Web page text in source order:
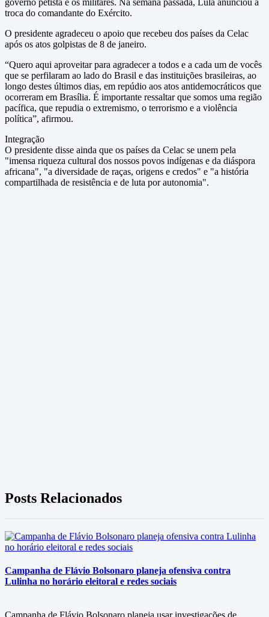
governo petista e os militares. Na semana passada, Lula anunciou a
troca do comandante do Exército.
O presidente agradeceu o apoio que recebeu dos países da Celac
após os atos golpistas de 8 de janeiro.
“Quero aqui aproveitar para agradecer a todos e a cada um de vocês
que se perfilaram ao lado do Brasil e das instituições brasileiras, ao
longo destes últimos dias, em repúdio aos atos antidemocráticos que
ocorreram em Brasília. É importante ressaltar que somos uma região
pacífica, que repudia o extremismo, o terrorismo e a violência
política”, afirmou.
Integração
O presidente disse ainda que os países da Celac se unem pela
"imensa riqueza cultural dos nossos povos indígenas e da diáspora
africana", "a diversidade de raças, origens e credos" e "a história
compartilhada de resistência e de luta por autonomia".
Posts Relacionados
Campanha de Flávio Bolsonaro planeja ofensiva contra
Lulinha no horário eleitoral e redes sociais
Campanha de Flávio Bolsonaro planeja usar investigações de